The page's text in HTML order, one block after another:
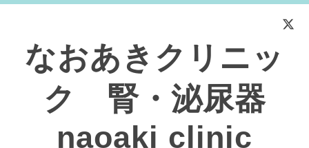
なおあきクリニッ
ク 腎・泌尿器
naoaki clinic